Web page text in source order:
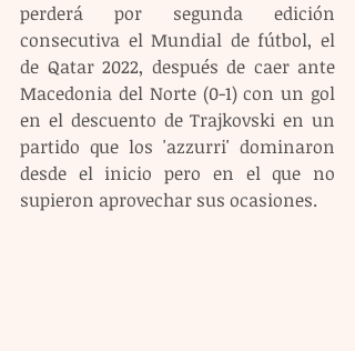
perderá por segunda edición
consecutiva el Mundial de fútbol, el
de Qatar 2022, después de caer ante
Macedonia del Norte (0-1) con un gol
en el descuento de Trajkovski en un
partido que los 'azzurri' dominaron
desde el inicio pero en el que no
supieron aprovechar sus ocasiones.